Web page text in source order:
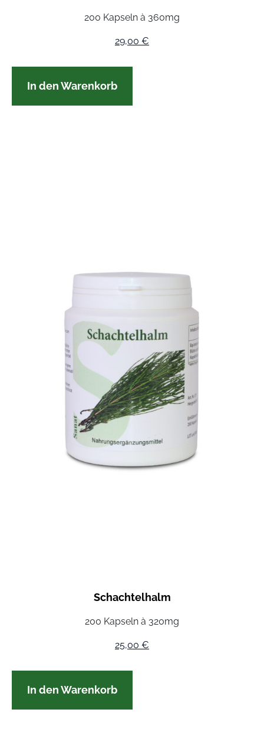
200 Kapseln à 360mg
29,00 €
In den Warenkorb
Schachtelhalm
200 Kapseln à 320mg
25,00 €
In den Warenkorb